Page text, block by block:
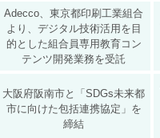
Adecco、東京都印刷工業組合
より、デジタル技術活用を目
的とした組合員専用教育コン
テンツ開発業務を受託
大阪府阪南市と「SDGs未来都
市に向けた包括連携協定」を
締結